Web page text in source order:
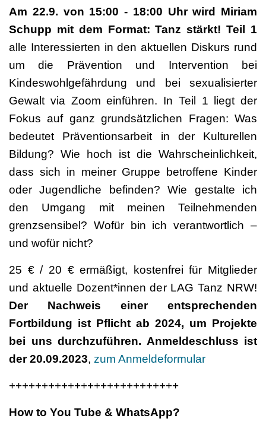
Am 22.9. von 15:00 - 18:00 Uhr wird Miriam
Schupp mit dem Format: Tanz stärkt! Teil 1
alle Interessierten in den aktuellen Diskurs rund
um die Prävention und Intervention bei
Kindeswohlgefährdung und bei sexualisierter
Gewalt via Zoom einführen. In Teil 1 liegt der
Fokus auf ganz grundsätzlichen Fragen: Was
bedeutet Präventionsarbeit in der Kulturellen
Bildung? Wie hoch ist die Wahrscheinlichkeit,
dass sich in meiner Gruppe betroffene Kinder
oder Jugendliche befinden? Wie gestalte ich
den Umgang mit meinen Teilnehmenden
grenzsensibel? Wofür bin ich verantwortlich –
und wofür nicht?
25 € / 20 € ermäßigt, kostenfrei für Mitglieder
und aktuelle Dozent*innen der LAG Tanz NRW!
Der Nachweis einer entsprechenden
Fortbildung ist Pflicht ab 2024, um Projekte
bei uns durchzuführen. Anmeldeschluss ist
der 20.09.2023, zum Anmeldeformular
++++++++++++++++++++++++++
How to You Tube & WhatsApp?